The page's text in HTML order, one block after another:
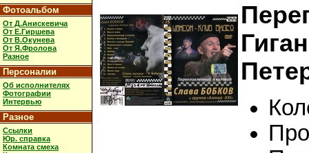
Фотоальбом
От Д.Анискевича
От Е.Гиршева
От В.Окунева
От Я.Фролова
Разное
Персоналии
Об исполнителях
Фотографии
Интервью
Разное
Ссылки
Юр. справка
Комната смеха